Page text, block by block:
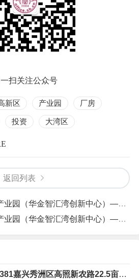
扫关注公众号
新区 产业园 厂房
投资 大湾区
返回列表
智汇湾创新中心）—— 珠海高新区半导体与大健康产业新标杆
智汇湾创新中心）—— 珠海高新区半导体与大健康产业新标杆
嘉兴秀洲区高照新农路22.5亩单